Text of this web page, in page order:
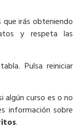
que irás obteniendo
y respeta las
Pulsa reiniciar
algún curso es o no
información sobre
.